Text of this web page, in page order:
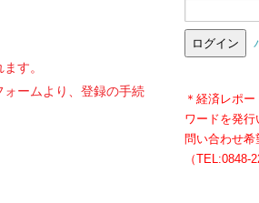
す。
ームより、登録の手続
＊経済レポ
ワードを発行
問い合わせ
（TEL:0848-